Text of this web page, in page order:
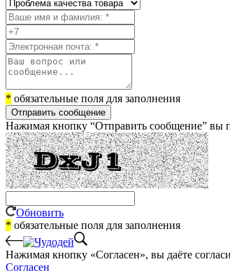
* обязательные поля для заполнения
Отправить сообщение
Нажимая кнопку “Отправить сообщение” вы
Обновить
* обязательные поля для заполнения
Нажимая кнопку «Согласен», вы даёте
Согласен